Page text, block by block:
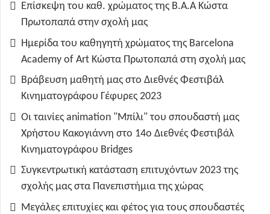
Επίσκεψη του καθ. χρώματος της B.A.A Κώστα
Πρωτοπαπά στην σχολή μας
Ημερίδα του καθηγητή χρώματος της Barcelona
Academy of Art Κώστα Πρωτοπαπά στη σχολή μας
Βράβευση μαθητή μας στο Διεθνές Φεστιβάλ
Κινηματογράφου Γέφυρες 2023
Οι ταινίες animation "Μπίλι" του σπουδαστή μας
Χρήστου Κακογιάννη στο 14ο Διεθνές Φεστιβάλ
Κινηματογράφου Bridges
Συγκεντρωτική κατάσταση επιτυχόντων 2023 της
σχολής μας στα Πανεπιστήμια της χώρας
Μεγάλες επιτυχίες και φέτος για τους σπουδαστές